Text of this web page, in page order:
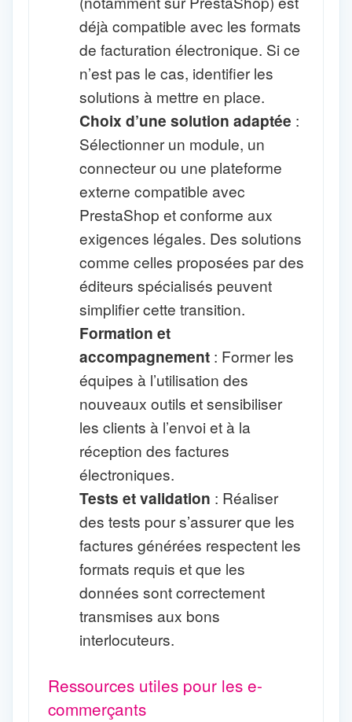
déjà compatible avec les formats
de facturation électronique. Si ce
n’est pas le cas, identifier les
solutions à mettre en place.
Choix d’une solution adaptée :
Sélectionner un module, un
connecteur ou une plateforme
externe compatible avec
PrestaShop et conforme aux
exigences légales. Des solutions
comme celles proposées par des
éditeurs spécialisés peuvent
simplifier cette transition.
Formation et
accompagnement : Former les
équipes à l’utilisation des
nouveaux outils et sensibiliser
les clients à l’envoi et à la
réception des factures
électroniques.
Tests et validation : Réaliser
des tests pour s’assurer que les
factures générées respectent les
formats requis et que les
données sont correctement
transmises aux bons
interlocuteurs.
Ressources utiles pour les e-
commerçants